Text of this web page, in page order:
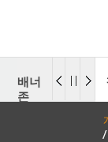
배너
존